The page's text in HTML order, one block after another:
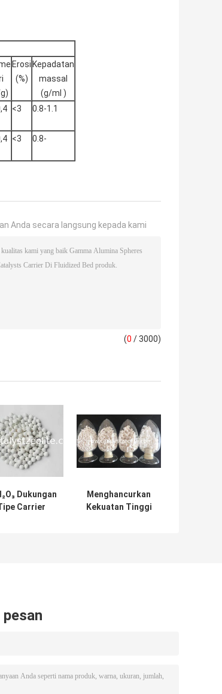
Erosi
(%)
Kepadatan
massal
(g/ml )
<3 0.8-1.1
<3 0.8-
Anda secara langsung kepada kami
(0 / 3000)
Dukungan
Carrier
Menghancurkan
Kekuatan Tinggi